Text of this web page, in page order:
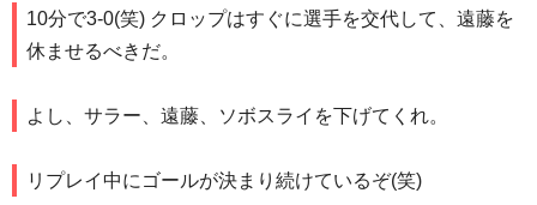
10分で3-0(笑) クロップはすぐに選手を交代して、遠藤を
休ませるべきだ。
よし、サラー、遠藤、ソボスライを下げてくれ。
リプレイ中にゴールが決まり続けているぞ(笑)